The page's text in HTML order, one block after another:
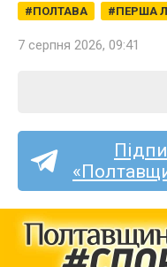
ПОЛТАВА ПЕРША
7 серпня 2026, 09:41